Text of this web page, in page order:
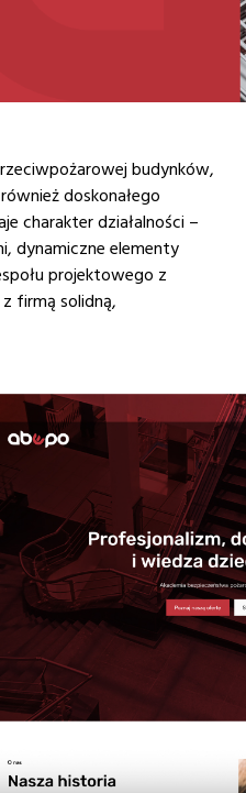
budynków,
doskonałego
charakter działalności –
dynamiczne elementy
projektowego z
firmą solidną,